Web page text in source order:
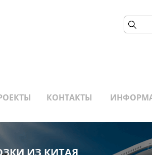
КОНТАКТЫ
ИЗ КИТАЯ